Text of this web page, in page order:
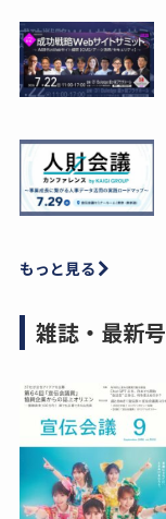
もっと見る
雑誌・最新号